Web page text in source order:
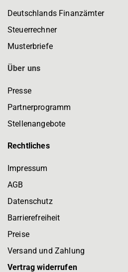
Deutschlands Finanzämter
Steuerrechner
Musterbriefe
Über uns
Presse
Partnerprogramm
Stellenangebote
Rechtliches
Impressum
AGB
Datenschutz
Barrierefreiheit
Preise
Versand und Zahlung
Vertrag widerrufen